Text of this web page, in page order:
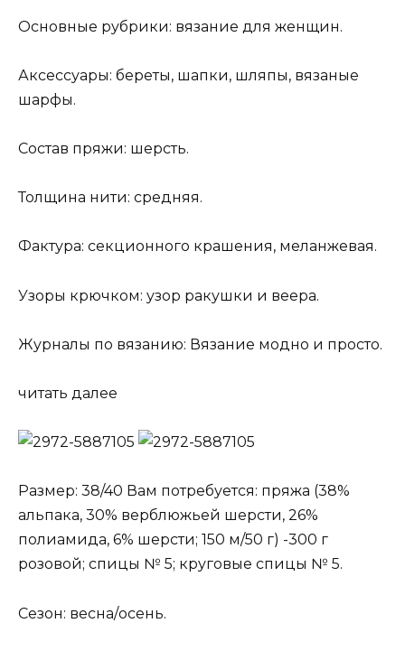
Основные рубрики: вязание для женщин.
Аксессуары: береты, шапки, шляпы, вязаные
шарфы.
Состав пряжи: шерсть.
Толщина нити: средняя.
Фактура: секционного крашения, меланжевая.
Узоры крючком: узор ракушки и веера.
Журналы по вязанию: Вязание модно и просто.
читать далее
Размер: 38/40 Вам потребуется: пряжа (38%
альпака, 30% верблюжьей шерсти, 26%
полиамида, 6% шерсти; 150 м/50 г) -300 г
розовой; спицы № 5; круговые спицы № 5.
Сезон: весна/осень.